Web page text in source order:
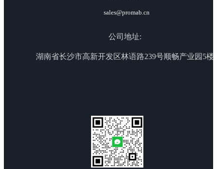
sales@promab.cn
公司地址:
湖南省长沙市高新开发区林语路239号顺畅产业园5楼